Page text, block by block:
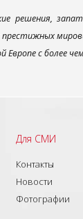
решения,
Европе с более
Для СМИ
Контакты
Новости
Фотографии